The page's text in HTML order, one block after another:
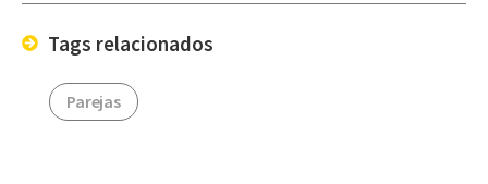
Tags relacionados
Parejas